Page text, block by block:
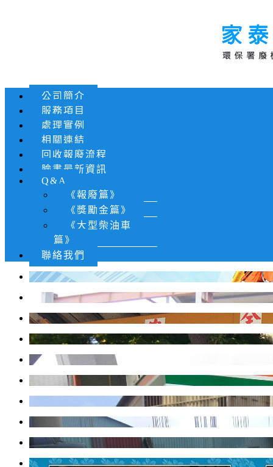
公司簡介
服務項目
處理實例
相關連結
回收報廢流程
臉書最新資訊
Q&A
《報廢篇》
《獎勵金篇》
《大型柴油車
篇》
聯絡我們